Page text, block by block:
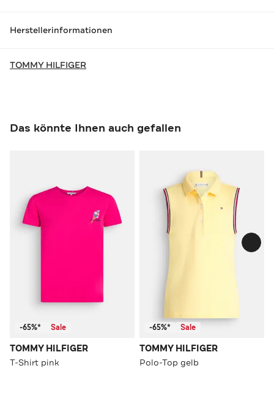
Herstellerinformationen
TOMMY HILFIGER
Das könnte Ihnen auch gefallen
-65%* Sale
TOMMY HILFIGER
T-Shirt pink
-65%* Sale
TOMMY HILFIGER
Polo-Top gelb